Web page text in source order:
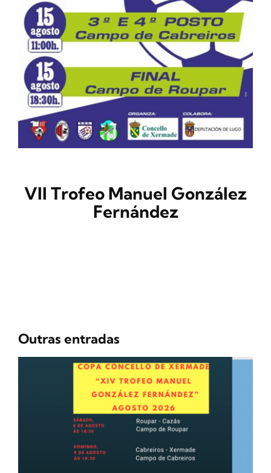
CONTACTO
VII Trofeo Manuel González
Fernández
Outras entradas